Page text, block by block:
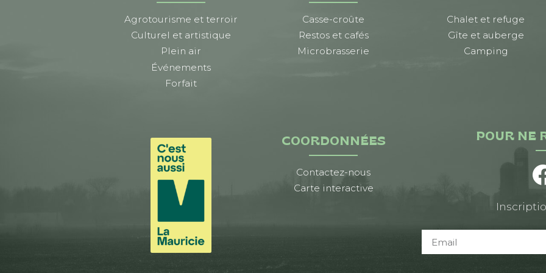
Agrotourisme et terroir
Culturel et artistique
Plein air
Événements
Forfait
Casse-croûte
Restos et cafés
Microbrasserie
Chalet et refuge
Gîte et auberge
Camping
COORDONNÉES
Contactez-nous
Carte interactive
POUR NE